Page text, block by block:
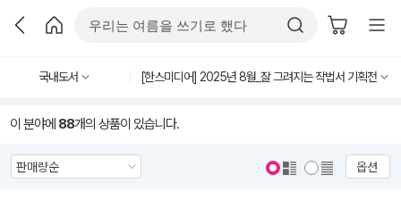
국내도서 [한스미디어] 2025년 8월_잘 그려지는 작법서 기획전
이 분야에 88개의 상품이 있습니다.
옵션